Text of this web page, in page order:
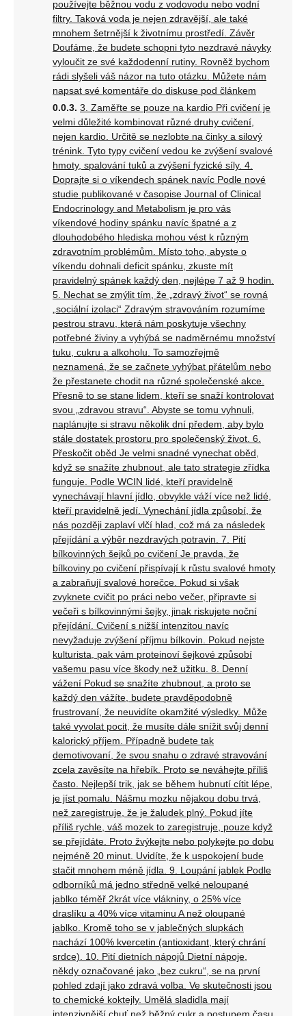
používejte běžnou vodu z vodovodu nebo vodní
filtry. Taková voda je nejen zdravější, ale také
mnohem šetrnější k životnímu prostředí. Závěr
Doufáme, že budete schopni tyto nezdravé návyky
vyloučit ze své každodenní rutiny. Rovněž bychom
rádi slyšeli váš názor na tuto otázku. Můžete nám
napsat své komentáře do diskuse pod článkem
3. Zaměřte se pouze na kardio Při cvičení je
velmi důležité kombinovat různé druhy cvičení,
nejen kardio. Určitě se nezlobte na činky a silový
trénink. Tyto typy cvičení vedou ke zvýšení svalové
hmoty, spalování tuků a zvýšení fyzické síly. 4.
Doprajte si o víkendech spánek navíc Podle nové
studie publikované v časopise Journal of Clinical
Endocrinology and Metabolism je pro vás
víkendové hodiny spánku navíc špatné a z
dlouhodobého hlediska mohou vést k různým
zdravotním problémům. Místo toho, abyste o
víkendu dohnali deficit spánku, zkuste mít
pravidelný spánek každý den, nejlépe 7 až 9 hodin.
5. Nechat se zmýlit tím, že „zdravý život“ se rovná
„sociální izolaci“ Zdravým stravováním rozumíme
pestrou stravu, která nám poskytuje všechny
potřebné živiny a vyhýbá se nadměrnému množství
tuku, cukru a alkoholu. To samozřejmě
neznamená, že se začnete vyhýbat přátelům nebo
že přestanete chodit na různé společenské akce.
Přesně to se stane lidem, kteří se snaží kontrolovat
svou „zdravou stravu“. Abyste se tomu vyhnuli,
naplánujte si stravu několik dní předem, aby bylo
stále dostatek prostoru pro společenský život. 6.
Přeskočit oběd Je velmi snadné vynechat oběd,
když se snažíte zhubnout, ale tato strategie zřídka
funguje. Podle WCIN lidé, kteří pravidelně
vynechávají hlavní jídlo, obvykle váží více než lidé,
kteří pravidelně jedí. Vynechání jídla způsobí, že
nás později zaplaví vlčí hlad, což má za následek
přejídání a výběr nezdravých potravin. 7. Pití
bílkovinných šejků po cvičení Je pravda, že
bílkoviny po cvičení přispívají k růstu svalové hmoty
a zabraňují svalové horečce. Pokud si však
zvyknete cvičit po práci nebo večer, připravte si
večeři s bílkovinnými šejky, jinak riskujete noční
přejídání. Cvičení s nižší intenzitou navíc
nevyžaduje zvýšení příjmu bílkovin. Pokud nejste
kulturista, pak vám proteinoví šejkové způsobí
vašemu pasu více škody než užitku. 8. Denní
vážení Pokud se snažíte zhubnout, a proto se
každý den vážíte, budete pravděpodobně
frustrovaní, že neuvidíte okamžité výsledky. Může
také vyvolat pocit, že musíte dále snížit svůj denní
kalorický příjem. Případně budete tak
demotivovaní, že svou snahu o zdravé stravování
zcela zavěsíte na hřebík. Proto se neváhejte příliš
často. Nejlepší trik, jak se během hubnutí cítit lépe,
je jíst pomalu. Nášmu mozku nějakou dobu trvá,
než zaregistruje, že je žaludek plný. Pokud jíte
příliš rychle, váš mozek to zaregistruje, pouze když
se přejídáte. Proto žvýkejte nebo polykejte po dobu
nejméně 20 minut. Uvidíte, že k uspokojení bude
stačit mnohem méně jídla. 9. Loupání jablek Podle
odborníků má jedno středně velké neloupané
jablko téměř 2krát více vlákniny, o 25% více
draslíku a 40% více vitaminu A než oloupané
jablko. Kromě toho se v jablečných slupkách
nachází 100% kvercetin (antioxidant, který chrání
srdce). 10. Pití dietních nápojů Dietní nápoje,
někdy označované jako „bez cukru“, se na první
pohled zdají jako zdravá volba. Ve skutečnosti jsou
to chemické koktejly. Umělá sladidla mají